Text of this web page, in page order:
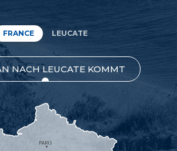
FRANCE LEUCATE
NACH LEUCATE KOMMT
PARIS